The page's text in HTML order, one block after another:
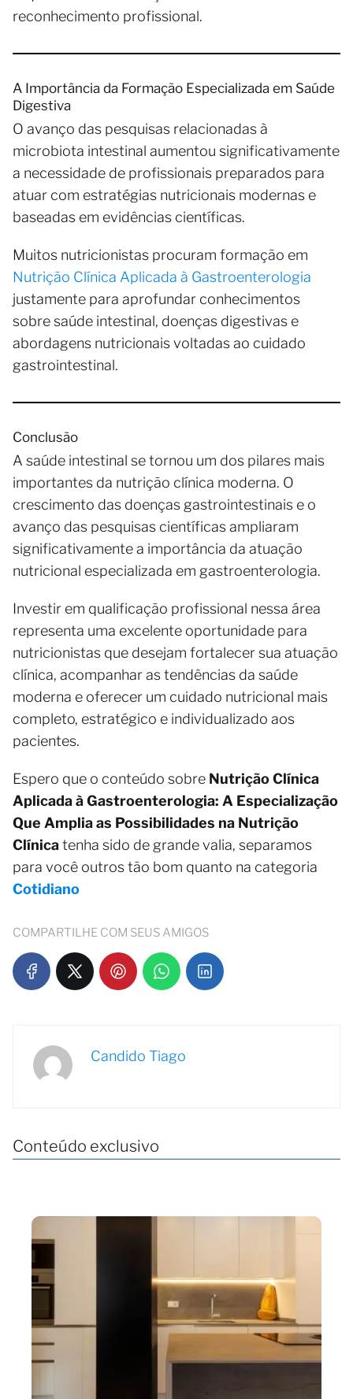
reconhecimento profissional.
A Importância da Formação Especializada em Saúde
Digestiva
O avanço das pesquisas relacionadas à
microbiota intestinal aumentou significativamente
a necessidade de profissionais preparados para
atuar com estratégias nutricionais modernas e
baseadas em evidências científicas.
Muitos nutricionistas procuram formação em
Nutrição Clínica Aplicada à Gastroenterologia
justamente para aprofundar conhecimentos
sobre saúde intestinal, doenças digestivas e
abordagens nutricionais voltadas ao cuidado
gastrointestinal.
Conclusão
A saúde intestinal se tornou um dos pilares mais
importantes da nutrição clínica moderna. O
crescimento das doenças gastrointestinais e o
avanço das pesquisas científicas ampliaram
significativamente a importância da atuação
nutricional especializada em gastroenterologia.
Investir em qualificação profissional nessa área
representa uma excelente oportunidade para
nutricionistas que desejam fortalecer sua atuação
clínica, acompanhar as tendências da saúde
moderna e oferecer um cuidado nutricional mais
completo, estratégico e individualizado aos
pacientes.
Espero que o conteúdo sobre Nutrição Clínica
Aplicada à Gastroenterologia: A Especialização
Que Amplia as Possibilidades na Nutrição
Clínicatenha sido de grande valia, separamos
para você outros tão bom quanto na categoria
Cotidiano
COMPARTILHE COM SEUS AMIGOS
Candido Tiago
Conteúdo exclusivo